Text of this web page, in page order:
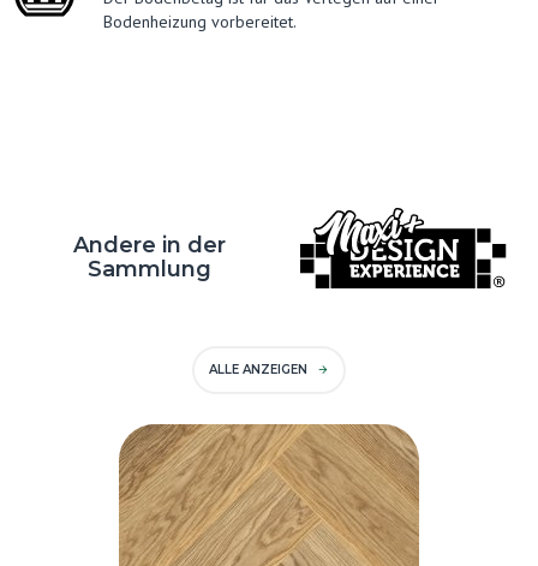
Bodenheizung vorbereitet.
Andere in der
Sammlung
ALLE ANZEIGEN